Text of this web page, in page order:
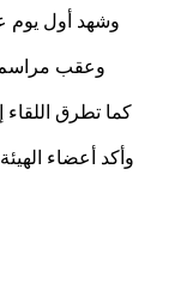
وشهد أول يوم
وعقب مراسم
كما تطرق اللقاء
وأكد أعضاء